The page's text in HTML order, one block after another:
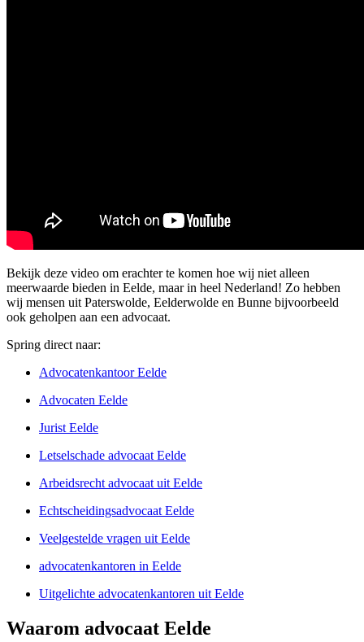
Bekijk deze video om erachter te komen hoe wij niet alleen
meerwaarde bieden in Eelde, maar in heel Nederland! Zo hebben
wij mensen uit Paterswolde, Eelderwolde en Bunne bijvoorbeeld
ook geholpen aan een advocaat.
Spring direct naar:
Advocatenkantoor Eelde
Advocaten Eelde
Jurist Eelde
Letselschade advocaat Eelde
Arbeidsrecht advocaat uit Eelde
Echtscheidingsadvocaat Eelde
Veelgestelde vragen uit Eelde
advocatenkantoren in Eelde
Uitgelichte advocatenkantoren uit Eelde
Waarom advocaat Eelde